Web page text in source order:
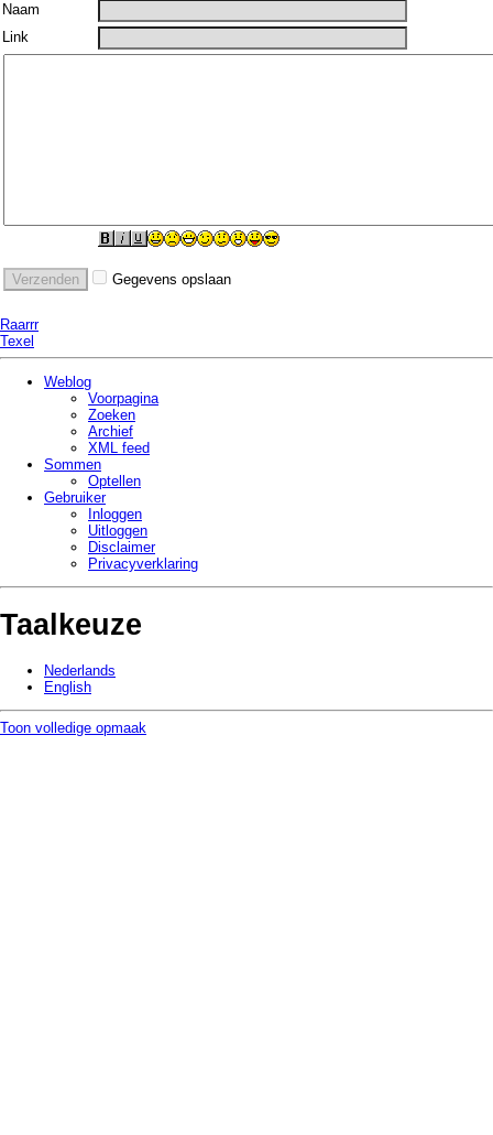
Naam
Link
Gegevens opslaan
Raarrr
Texel
Weblog
Voorpagina
Zoeken
Archief
XML feed
Sommen
Optellen
Gebruiker
Inloggen
Uitloggen
Disclaimer
Privacy­verklaring
Taalkeuze
Nederlands
English
Toon volledige opmaak